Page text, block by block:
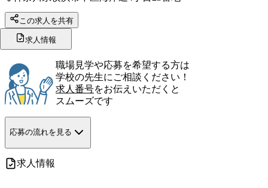
この求人を共有
求人情報
職場見学や応募を希望する方は
学校の先生にご相談ください！
求人番号をお伝えいただくと
スムーズです
応募の流れを見る
求人情報